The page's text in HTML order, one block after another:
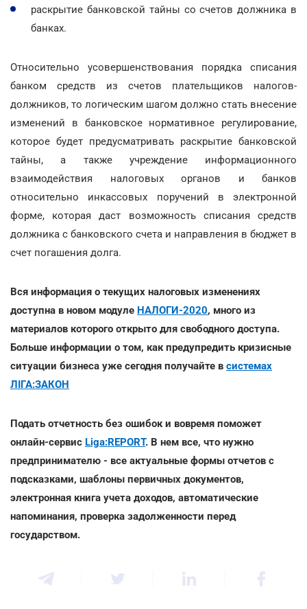
раскрытие банковской тайны со счетов должника в
банках.
Относительно усовершенствования порядка списания
банком средств из счетов плательщиков налогов-
должников, то логическим шагом должно стать внесение
изменений в банковское нормативное регулирование,
которое будет предусматривать раскрытие банковской
тайны, а также учреждение информационного
взаимодействия налоговых органов и банков
относительно инкассовых поручений в электронной
форме, которая даст возможность списания средств
должника с банковского счета и направления в бюджет в
счет погашения долга.
Вся информация о текущих налоговых изменениях
доступна в новом модуле НАЛОГИ-2020, много из
материалов которого открыто для свободного доступа.
Больше информации о том, как предупредить кризисные
ситуации бизнеса уже сегодня получайте в системах
ЛІГА:ЗАКОН
Подать отчетность без ошибок и вовремя поможет
онлайн-сервис Liga:REPORT. В нем все, что нужно
предпринимателю - все актуальные формы отчетов с
подсказками, шаблоны первичных документов,
электронная книга учета доходов, автоматические
напоминания, проверка задолженности перед
государством.